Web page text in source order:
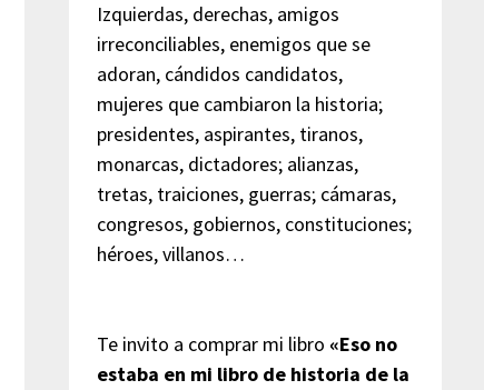
Izquierdas, derechas, amigos
irreconciliables, enemigos que se
adoran, cándidos candidatos,
mujeres que cambiaron la historia;
presidentes, aspirantes, tiranos,
monarcas, dictadores; alianzas,
tretas, traiciones, guerras; cámaras,
congresos, gobiernos, constituciones;
héroes, villanos…
Te invito a comprar mi libro «Eso no
estaba en mi libro de historia de la